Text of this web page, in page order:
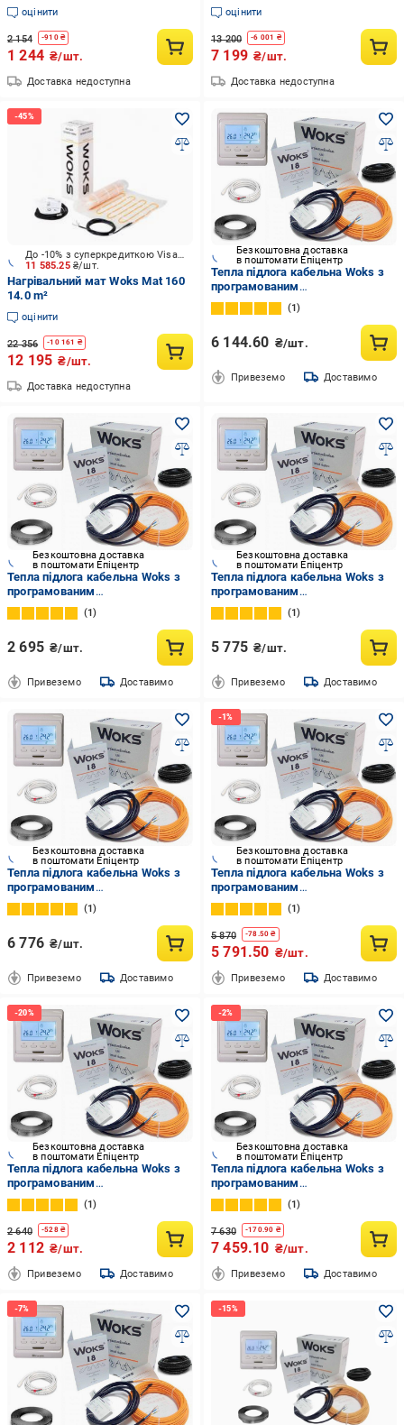
оцінити
2 154 -910₴
1 244 ₴/шт.
Доставка недоступна
оцінити
13 200 -6 001 ₴
7 199 ₴/шт.
Доставка недоступна
11 585.25 ₴/шт.
До -10% з суперкредиткою Visa Вигода
Нагрівальний мат Woks Mat 160
14.0 m²
оцінити
22 356 -10 161 ₴
12 195 ₴/шт.
Доставка недоступна
Безкоштовна доставка
в поштомати Епіцентр
Тепла підлога кабельна Woks з
програмованим
терморегулятором E51 8,4 м2-
10,5 м2/1490 Вт 84 м/18 Вт/м
1
6 144.60 ₴/шт.
Привеземо Доставимо
Безкоштовна доставка
в поштомати Епіцентр
Тепла підлога кабельна Woks з
програмованим
терморегулятором E51 1,6 м2-
2,0 м2/295 Вт 16 м/18 Вт/м
1
2 695 ₴/шт.
Привеземо Доставимо
Безкоштовна доставка
в поштомати Епіцентр
Тепла підлога кабельна Woks з
програмованим
терморегулятором E51 7,8 м2-
9,8 м2/1380 Вт 78 м/18 Вт/м
1
5 775 ₴/шт.
Привеземо Доставимо
Безкоштовна доставка
в поштомати Епіцентр
Тепла підлога кабельна Woks з
програмованим
терморегулятором E51 9,8 м2-
12,3 м2/1740 Вт 98 м/18 Вт/м
1
6 776 ₴/шт.
Привеземо Доставимо
Безкоштовна доставка
в поштомати Епіцентр
Тепла підлога кабельна Woks з
програмованим
терморегулятором E51 6,0 м2-
7,5 м2/1100 Вт 60 м/18 Вт/м
1
5 870 -78.50 ₴
5 791.50 ₴/шт.
Привеземо Доставимо
Безкоштовна доставка
в поштомати Епіцентр
Тепла підлога кабельна Woks з
програмованим
терморегулятором E51 0,6 м2-
0,8 м2/100 Вт 6 м/18 Вт/м
(3247103)
1
2 640 -528₴
2 112 ₴/шт.
Привеземо Доставимо
Безкоштовна доставка
в поштомати Епіцентр
Тепла підлога кабельна Woks з
програмованим
терморегулятором E51 11,0 м2-
13,8 м2/1970 Вт 110 м/18 Вт/м
1
7 630 -170.90 ₴
7 459.10 ₴/шт.
Привеземо Доставимо